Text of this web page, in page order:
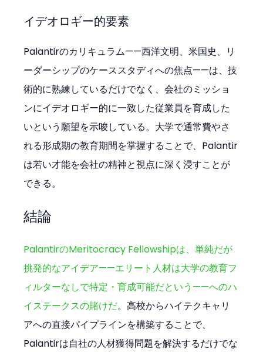
イデオロギー的要素
Palantirのカリキュラム——西洋文明、米国史、リ
ーダーシップのケーススタディへの焦点——は、技
術的に熟練しているだけでなく、会社のミッショ
ンにイデオロギー的に一致した従業員を育成した
いという願望を示唆している。大学で通常費やさ
れる形成期の教育期間を掌握することで、Palantir
は若い才能を会社の精神と視点に深く浸すことが
できる。
結論
PalantirのMeritocracy Fellowshipは、単純だが
挑発的なアイデア——エリート人材は大学の教育フ
ィルターなしで特定・育成可能だという——へのハ
イステークスの賭けだ。高校からハイテクキャリ
アへの直接パイプラインを構築することで、
Palantirは自社の人材獲得問題を解決するだけでな